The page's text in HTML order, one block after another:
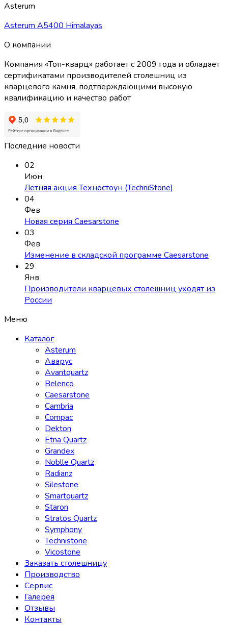
Asterum
Asterum A5400 Himalayas
О компании
Компания «Топ-кварц» работает с 2009 года и обладает
сертификатами производителей столешниц из
кварцевого камня, подтверждающими высокую
квалификацию и качество работ
Последние новости
02
Июн
Летняя акция Техностоун (TechniStone)
04
Фев
Новая серия Caesarstone
03
Фев
Изменение в складской программе Caesarstone
29
Янв
Производители кварцевых столешниц уходят из
России
Меню
Каталог
Asterum
Аварус
Avantquartz
Belenco
Caesarstone
Cambria
Compac
Dekton
Etna Quartz
Grandex
Noblle Quartz
Radianz
Silestone
Smartquartz
Staron
Stratos Quartz
Symphony
Technistone
Vicostone
Заказать столешницу
Производство
Сервис
Галерея
Отзывы
Контакты